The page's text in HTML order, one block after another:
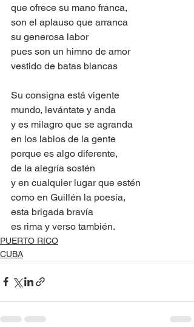
que ofrece su mano franca,
son el aplauso que arranca
su generosa labor
pues son un himno de amor
vestido de batas blancas
Su consigna está vigente
mundo, levántate y anda
y es milagro que se agranda
en los labios de la gente
porque es algo diferente,
de la alegría sostén
y en cualquier lugar que estén
como en Guillén la poesía,
esta brigada bravía
es rima y verso también.
PUERTO RICO
CUBA